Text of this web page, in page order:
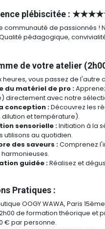
plébiscitée :
communauté de passionnés !
pédagogique,
de votre atelier
heures, vous passez de
du matériel de pro :
directement avec notre
conception :Découvrez les
dilution et température).
sensorielle :Initiation à la
utilisons au quotidien.
des saveurs :Comprenez
guidée :Réalisez et
Pratiques :
OOGY WAWA, Paris
de formation théorique et
€ par personne.